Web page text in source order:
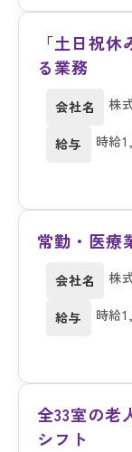
「土日祝
る業務
会社名 株
給与 時給
常勤・医療
会社名 株
給与 時給
全33室の老
シフト